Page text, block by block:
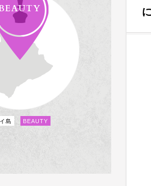
島 BEAUTY